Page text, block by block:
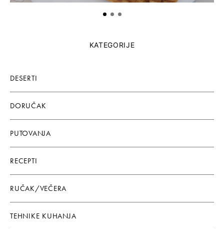
KATEGORIJE
DESERTI
DORUČAK
PUTOVANJA
RECEPTI
RUČAK/VEČERA
TEHNIKE KUHANJA